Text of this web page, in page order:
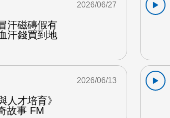
汗磁磚假有
汗錢買到地
2026/06/27
人才培育》
故事 FM
2026/06/13